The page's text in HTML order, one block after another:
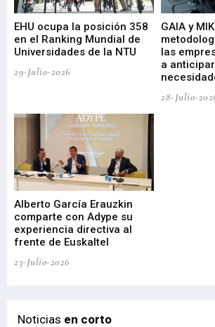
EHU ocupa la posición 358
en el Ranking Mundial de
Universidades de la NTU
29-Julio-2026
GAIA y
las
a
28-Julio-
Alberto García Erauzkin
comparte con Adype su
experiencia directiva al
frente de Euskaltel
23-Julio-2026
Noticias en corto